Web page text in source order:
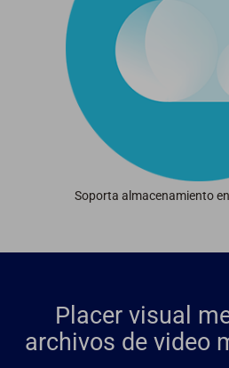
Soporta almacenamiento
Placer visual
archivos de video